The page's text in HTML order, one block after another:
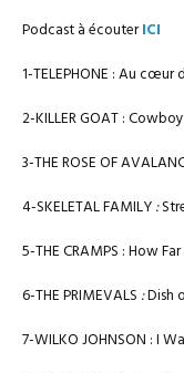
Podcast à écouterICI
1-TELEPHONE : Au cœur
2-KILLER GOAT :
3-THE ROSE OF
4-SKELETAL FAMILY:
5-THE CRAMPS : How
6-THE PRIMEVALS :Dish
7-WILKO JOHNSON : I